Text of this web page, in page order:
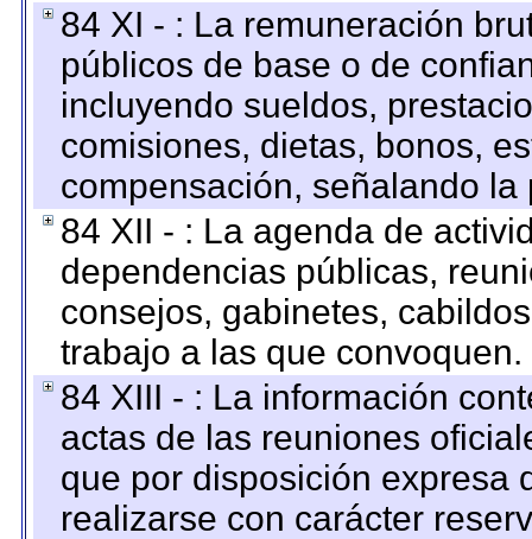
84 XI - : La remuneración
públicos de base o de
incluyendo sueldos,
comisiones, dietas, bonos,
compensación, señalando
84 XII - : La agenda de
dependencias públicas,
consejos, gabinetes,
trabajo a las que convoquen.
84 XIII - : La información
actas de las reuniones
que por disposición expresa
realizarse con carácter